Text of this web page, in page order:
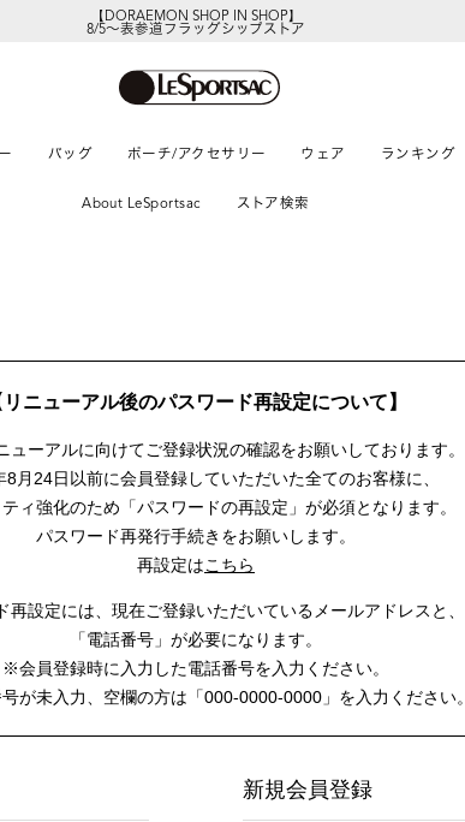
【DORAEMON SHOP IN SHOP】
8/5～表参道フラッグシップストア
バッグ ポーチ/アクセサリー ウェア ランキング
About LeSportsac ストア検索
リニューアル後のパスワード再設定について】
ューアルに向けてご登録状況の確認をお願いしております。
8月24日以前に会員登録していただいた全てのお客様に、
ィ強化のため「パスワードの再設定」が必須となります。
パスワード再発行手続きをお願いします。
再設定はこちら
再設定には、 現在ご登録いただいているメールアドレスと、
「電話番号」が必要になります。
※会員登録時に入力した電話番号を入力ください。
が未入力、空欄の方は 「000-0000-0000」を入力ください。
新規会員登録